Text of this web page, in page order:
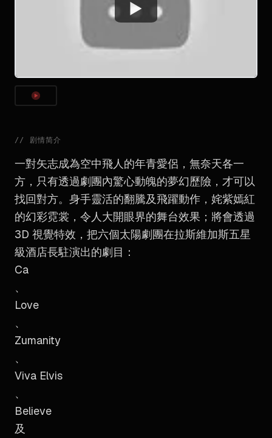
Watch
// 剧情简介
一對矢志成為空中飛人的年青愛侶，無奈天各一
方，只有透過劇團內驚心動魄的夢幻歷險，才可以
找回對方。身手靈活的翻騰及飛躍動作，姹紫嫣紅
的幻彩霓裳，令人大開眼界的舞台效果；將會透過
3D 視覺特效，把六個太陽劇團在拉斯維加斯五星
級酒店長駐演出的劇目：
Ca
、
Love
、
Zumanity
、
Viva Elvis
、
Believe
及